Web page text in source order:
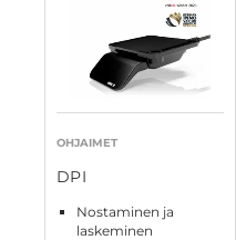
OHJAIMET
DPI
Nostaminen ja
laskeminen